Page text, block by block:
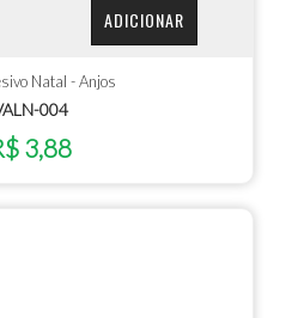
ADICIONAR
Natal - Anjos
004
3,88